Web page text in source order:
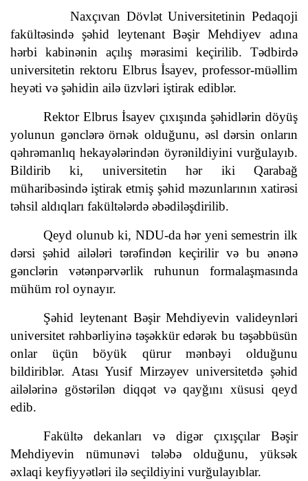
Naxçıvan Dövlət Universitetinin Pedaqoji
fakültəsində şəhid leytenant Bəşir Mehdiyev adına
hərbi kabinənin açılış mərasimi keçirilib. Tədbirdə
universitetin rektoru Elbrus İsayev, professor-müəllim
heyəti və şəhidin ailə üzvləri iştirak ediblər.
Rektor Elbrus İsayev çıxışında şəhidlərin döyüş
yolunun gənclərə örnək olduğunu, əsl dərsin onların
qəhrəmanlıq hekayələrindən öyrənildiyini vurğulayıb.
Bildirib ki, universitetin hər iki Qarabağ
müharibəsində iştirak etmiş şəhid məzunlarının xatirəsi
təhsil aldıqları fakültələrdə əbədiləşdirilib.
Qeyd olunub ki, NDU-da hər yeni semestrin ilk
dərsi şəhid ailələri tərəfindən keçirilir və bu ənənə
gənclərin vətənpərvərlik ruhunun formalaşmasında
mühüm rol oynayır.
Şəhid leytenant Bəşir Mehdiyevin valideynləri
universitet rəhbərliyinə təşəkkür edərək bu təşəbbüsün
onlar üçün böyük qürur mənbəyi olduğunu
bildiriblər. Atası Yusif Mirzəyev universitetdə şəhid
ailələrinə göstərilən diqqət və qayğını xüsusi qeyd
edib.
Fakültə dekanları və digər çıxışçılar Bəşir
Mehdiyevin nümunəvi tələbə olduğunu, yüksək
əxlaqi keyfiyyətləri ilə seçildiyini vurğulayıblar.